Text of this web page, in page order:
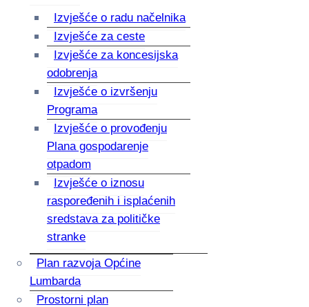
Izvješće o radu načelnika
Izvješće za ceste
Izvješće za koncesijska
odobrenja
Izvješće o izvršenju
Programa
Izvješće o provođenju
Plana gospodarenje
otpadom
Izvješće o iznosu
raspoređenih i isplaćenih
sredstava za političke
stranke
Plan razvoja Općine
Lumbarda
Prostorni plan